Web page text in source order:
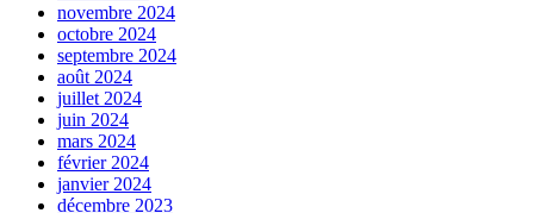
novembre 2024
octobre 2024
septembre 2024
août 2024
juillet 2024
juin 2024
mars 2024
février 2024
janvier 2024
décembre 2023